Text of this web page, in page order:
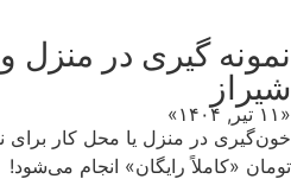
نمونه گیری در منزل
شیراز
«۱۱ تیر, ۱۴۰۴»
تومان «کاملاً رایگان» انجام می‌شود!